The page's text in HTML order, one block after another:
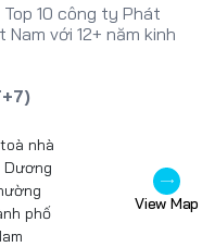
10 công ty Phát
với 12+ năm kinh
nhà
Dương
phố
View Map